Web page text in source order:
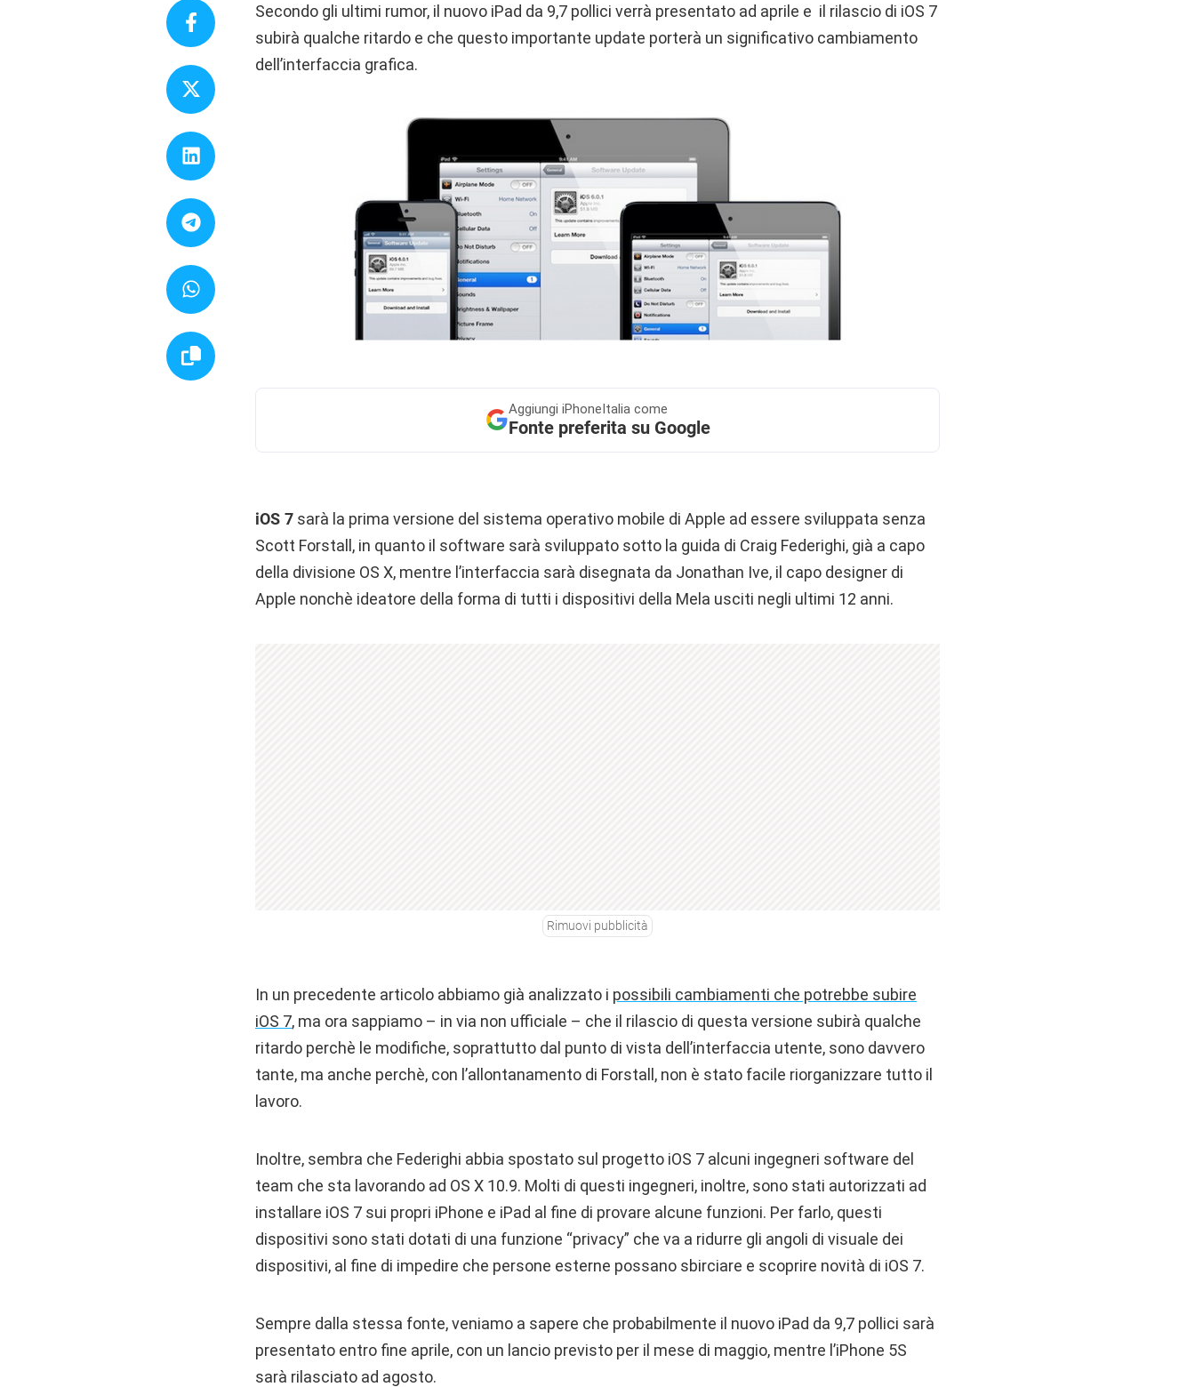
Secondo gli ultimi rumor, il nuovo iPad da 9,7 pollici verrà presentato ad aprile e il rilascio di iOS 7
subirà qualche ritardo e che questo importante update porterà un significativo cambiamento
dell’interfaccia grafica.
Aggiungi iPhoneItalia come
Fonte preferita su Google
iOS 7 sarà la prima versione del sistema operativo mobile di Apple ad essere sviluppata senza
Scott Forstall, in quanto il software sarà sviluppato sotto la guida di Craig Federighi, già a capo
della divisione OS X, mentre l’interfaccia sarà disegnata da Jonathan Ive, il capo designer di
Apple nonchè ideatore della forma di tutti i dispositivi della Mela usciti negli ultimi 12 anni.
Rimuovi pubblicità
In un precedente articolo abbiamo già analizzato i possibili cambiamenti che potrebbe subire
iOS 7, ma ora sappiamo – in via non ufficiale – che il rilascio di questa versione subirà qualche
ritardo perchè le modifiche, soprattutto dal punto di vista dell’interfaccia utente, sono davvero
tante, ma anche perchè, con l’allontanamento di Forstall, non è stato facile riorganizzare tutto il
lavoro.
Inoltre, sembra che Federighi abbia spostato sul progetto iOS 7 alcuni ingegneri software del
team che sta lavorando ad OS X 10.9. Molti di questi ingegneri, inoltre, sono stati autorizzati ad
installare iOS 7 sui propri iPhone e iPad al fine di provare alcune funzioni. Per farlo, questi
dispositivi sono stati dotati di una funzione “privacy” che va a ridurre gli angoli di visuale dei
dispositivi, al fine di impedire che persone esterne possano sbirciare e scoprire novità di iOS 7.
Sempre dalla stessa fonte, veniamo a sapere che probabilmente il nuovo iPad da 9,7 pollici sarà
presentato entro fine aprile, con un lancio previsto per il mese di maggio, mentre l’iPhone 5S
sarà rilasciato ad agosto.